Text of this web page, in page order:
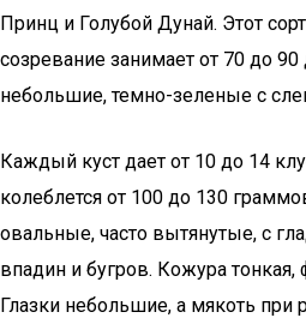
Принц и Голубой Дунай. Этот
созревание занимает от 70 до 90
небольшие, темно-зеленые с
Каждый куст дает от 10 до 14
колеблется от 100 до 130
овальные, часто вытянутые, с
впадин и бугров. Кожура тонкая,
Глазки небольшие, а мякоть